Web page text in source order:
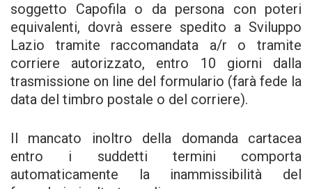
soggetto Capofila o da persona con poteri
equivalenti, dovrà essere spedito a Sviluppo
Lazio tramite raccomandata a/r o tramite
corriere autorizzato, entro 10 giorni dalla
trasmissione on line del formulario (farà fede la
data del timbro postale o del corriere).
Il mancato inoltro della domanda cartacea
entro i suddetti termini comporta
automaticamente la inammissibilità del